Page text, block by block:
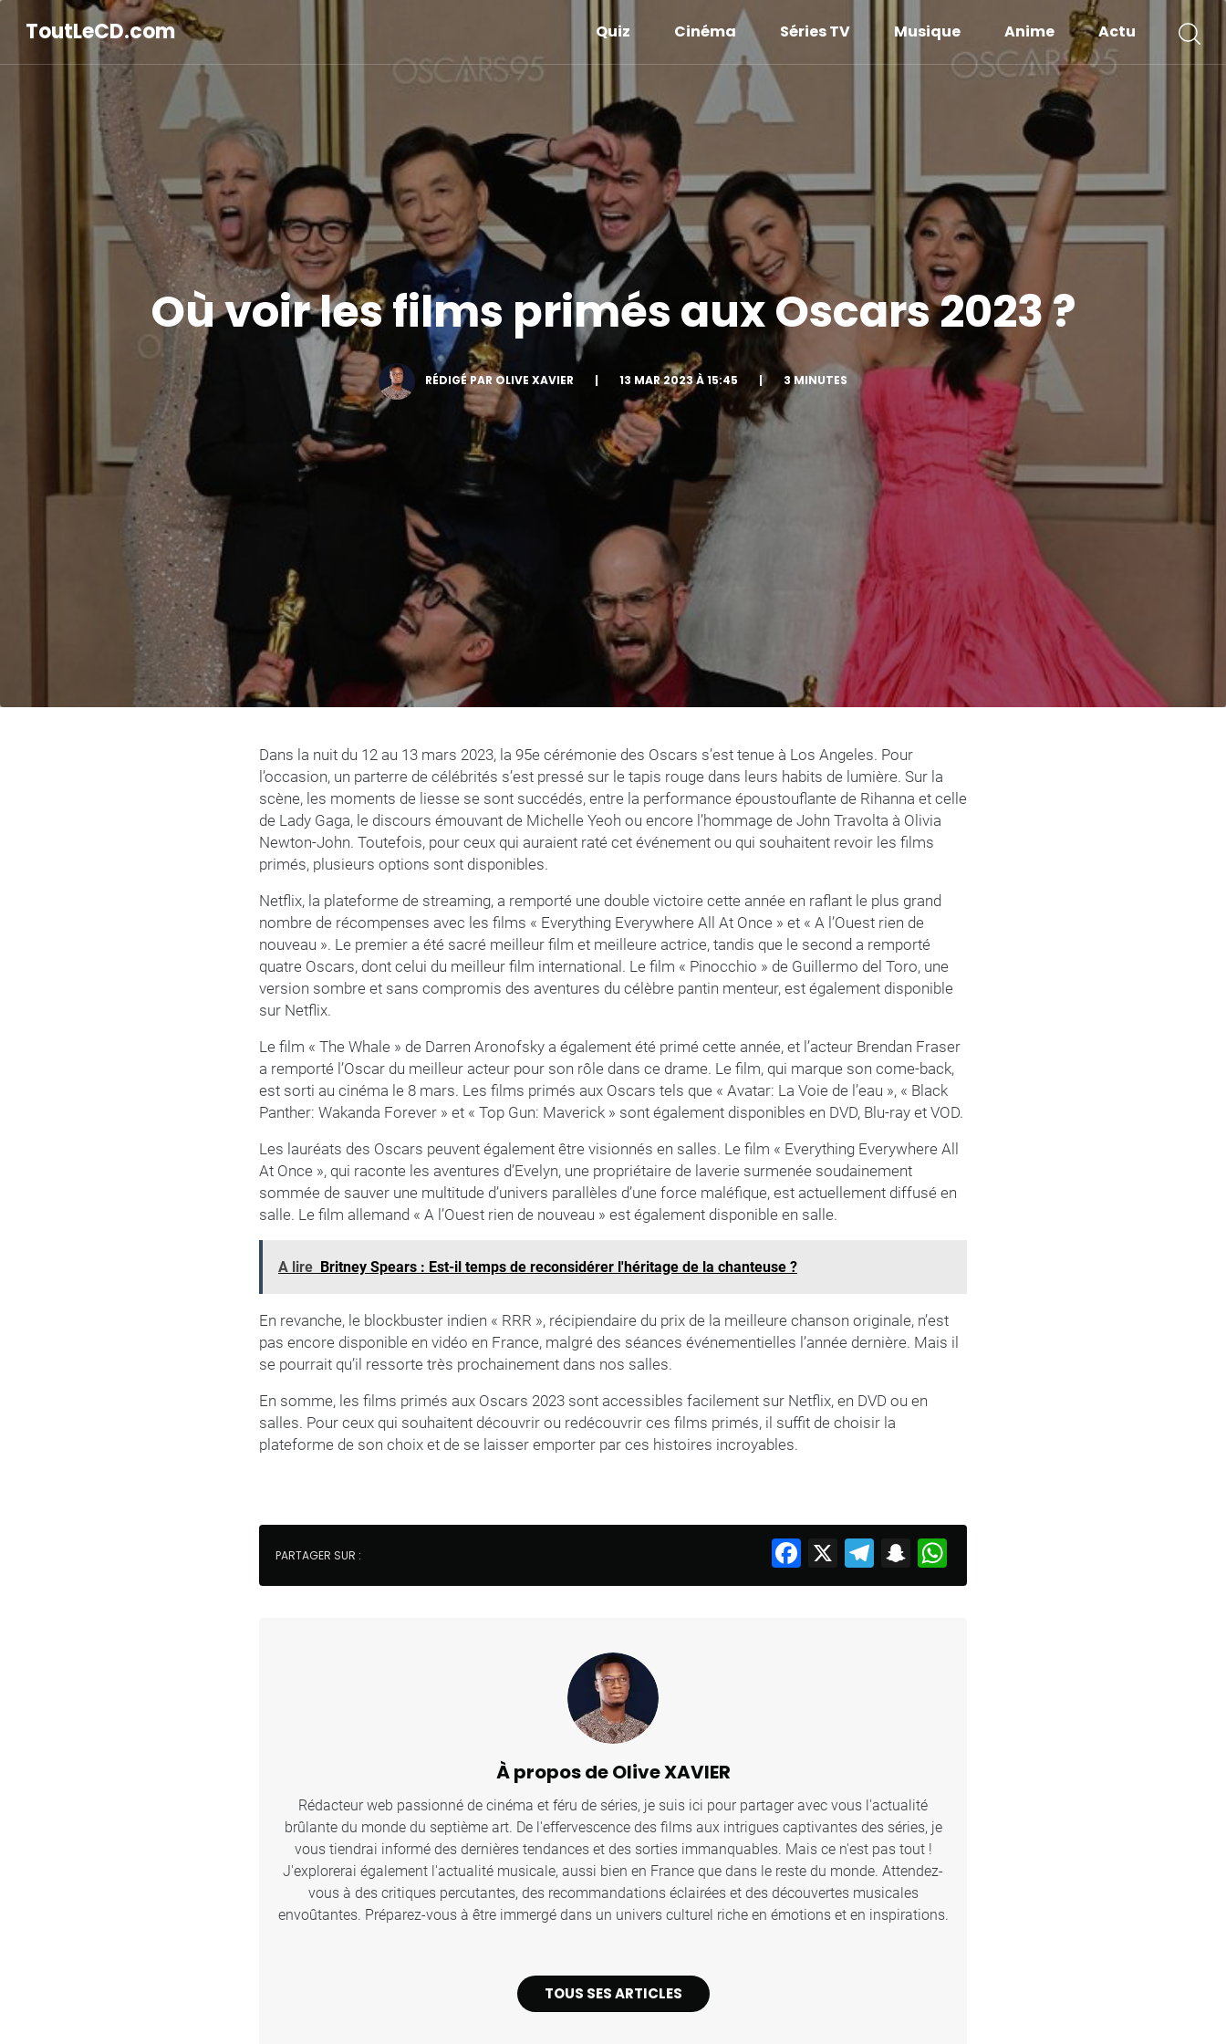
ToutLeCD.com Quiz Cinéma Séries TV Musique Anime Actu
Où voir les films primés aux Oscars 2023 ?
RÉDIGÉ PAR OLIVE XAVIER | 13 MAR 2023 À 15:45 | 3 MINUTES
Dans la nuit du 12 au 13 mars 2023, la 95e cérémonie des Oscars s’est tenue à Los Angeles. Pour
l’occasion, un parterre de célébrités s’est pressé sur le tapis rouge dans leurs habits de lumière. Sur la
scène, les moments de liesse se sont succédés, entre la performance époustouflante de Rihanna et celle
de Lady Gaga, le discours émouvant de Michelle Yeoh ou encore l’hommage de John Travolta à Olivia
Newton-John. Toutefois, pour ceux qui auraient raté cet événement ou qui souhaitent revoir les films
primés, plusieurs options sont disponibles.
Netflix, la plateforme de streaming, a remporté une double victoire cette année en raflant le plus grand
nombre de récompenses avec les films « Everything Everywhere All At Once » et « A l’Ouest rien de
nouveau ». Le premier a été sacré meilleur film et meilleure actrice, tandis que le second a remporté
quatre Oscars, dont celui du meilleur film international. Le film « Pinocchio » de Guillermo del Toro, une
version sombre et sans compromis des aventures du célèbre pantin menteur, est également disponible
sur Netflix.
Le film « The Whale » de Darren Aronofsky a également été primé cette année, et l’acteur Brendan Fraser
a remporté l’Oscar du meilleur acteur pour son rôle dans ce drame. Le film, qui marque son come-back,
est sorti au cinéma le 8 mars. Les films primés aux Oscars tels que « Avatar: La Voie de l’eau », « Black
Panther: Wakanda Forever » et « Top Gun: Maverick » sont également disponibles en DVD, Blu-ray et VOD.
Les lauréats des Oscars peuvent également être visionnés en salles. Le film « Everything Everywhere All
At Once », qui raconte les aventures d’Evelyn, une propriétaire de laverie surmenée soudainement
sommée de sauver une multitude d’univers parallèles d’une force maléfique, est actuellement diffusé en
salle. Le film allemand « A l’Ouest rien de nouveau » est également disponible en salle.
A lire Britney Spears : Est-il temps de reconsidérer l'héritage de la chanteuse ?
En revanche, le blockbuster indien « RRR », récipiendaire du prix de la meilleure chanson originale, n’est
pas encore disponible en vidéo en France, malgré des séances événementielles l’année dernière. Mais il
se pourrait qu’il ressorte très prochainement dans nos salles.
En somme, les films primés aux Oscars 2023 sont accessibles facilement sur Netflix, en DVD ou en
salles. Pour ceux qui souhaitent découvrir ou redécouvrir ces films primés, il suffit de choisir la
plateforme de son choix et de se laisser emporter par ces histoires incroyables.
PARTAGER SUR : Facebook
X Telegram
Snapchat
À propos de Olive XAVIER
Rédacteur web passionné de cinéma et féru de séries, je suis ici pour partager avec vous l'actualité
brûlante du monde du septième art. De l'effervescence des films aux intrigues captivantes des séries, je
vous tiendrai informé des dernières tendances et des sorties immanquables. Mais ce n'est pas tout !
J'explorerai également l'actualité musicale, aussi bien en France que dans le reste du monde. Attendez-
vous à des critiques percutantes, des recommandations éclairées et des découvertes musicales
envoûtantes. Préparez-vous à être immergé dans un univers culturel riche en émotions et en inspirations.
TOUS SES ARTICLES